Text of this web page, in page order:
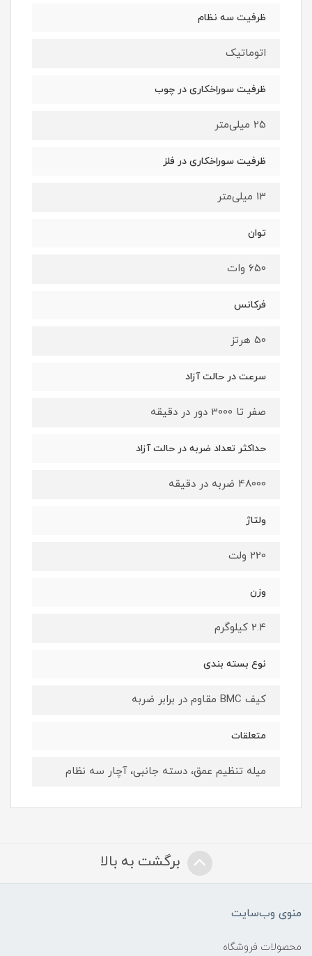
ظرفیت سه نظام
اتوماتیک
ظرفیت سوراخکاری در چوب
25 میلی‌متر
ظرفیت سوراخکاری در فلز
13 میلی‌متر
توان
650 وات
فرکانس
50 هرتز
سرعت در حالت آزاد
صفر تا 3000 دور در دقیقه
حداکثر تعداد ضربه در حالت آزاد
48000 ضربه در دقیقه
ولتاژ
220 ولت
وزن
2.4 کیلوگرم
نوع بسته ‌بندی
کیف BMC مقاوم در برابر ضربه
متعلقات
میله تنظیم عمق، دسته جانبی، آچار سه نظام
برگشت به بالا
منوی وب‌سایت
محصولات فروشگاه